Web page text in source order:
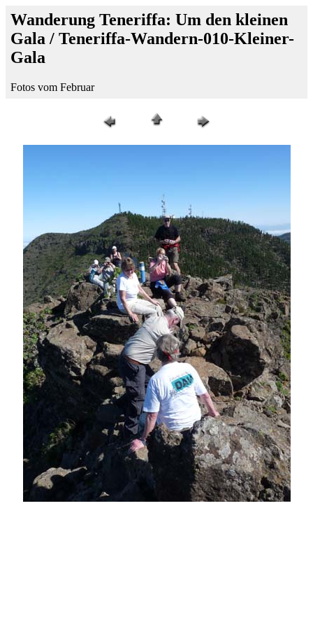
Wanderung Teneriffa: Um den kleinen
Gala / Teneriffa-Wandern-010-Kleiner-
Gala
Fotos vom Februar